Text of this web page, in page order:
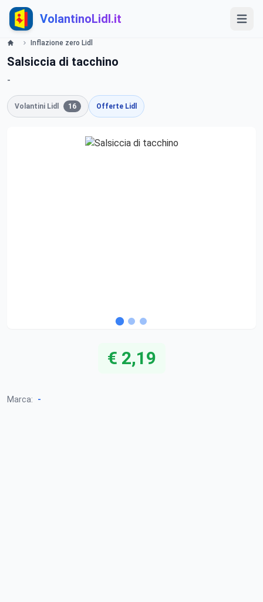
VolantinoLidl.it
Inflazione zero Lidl
Salsiccia di tacchino
-
Volantini Lidl 16 Offerte Lidl
€ 2,19
Marca: -